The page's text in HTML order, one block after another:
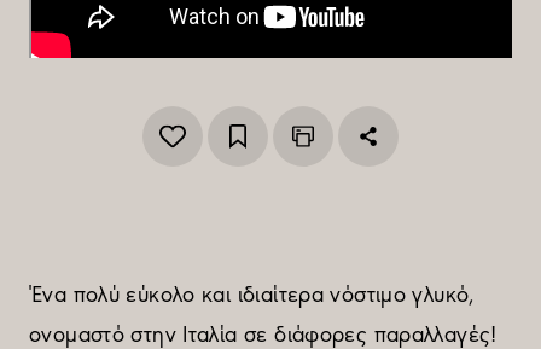
Ένα πολύ εύκολο και ιδιαίτερα νόστιμο γλυκό,
ονομαστό στην Ιταλία σε διάφορες παραλλαγές!